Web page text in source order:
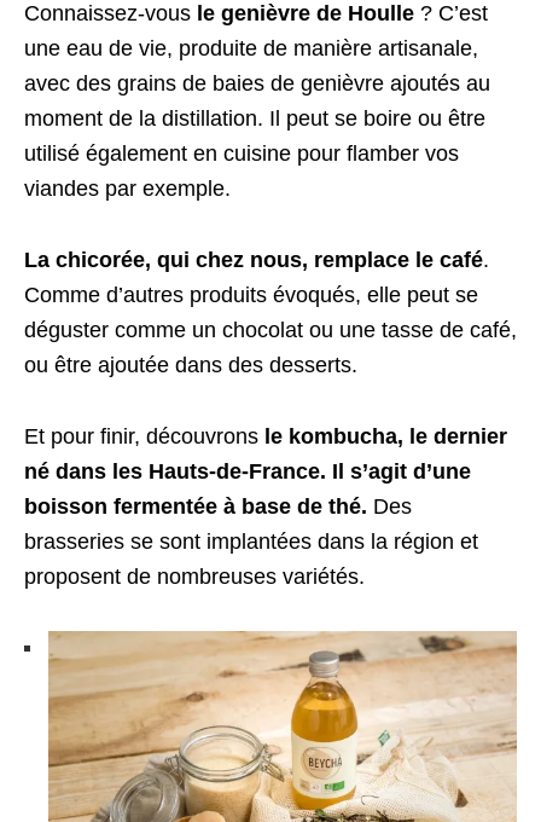
Connaissez-vous le genièvre de Houlle ? C’est
une eau de vie, produite de manière artisanale,
avec des grains de baies de genièvre ajoutés au
moment de la distillation. Il peut se boire ou être
utilisé également en cuisine pour flamber vos
viandes par exemple.
La chicorée, qui chez nous, remplace le café.
Comme d’autres produits évoqués, elle peut se
déguster comme un chocolat ou une tasse de café,
ou être ajoutée dans des desserts.
Et pour finir, découvrons le kombucha, le dernier
né dans les Hauts-de-France. Il s’agit d’une
boisson fermentée à base de thé. Des
brasseries se sont implantées dans la région et
proposent de nombreuses variétés.